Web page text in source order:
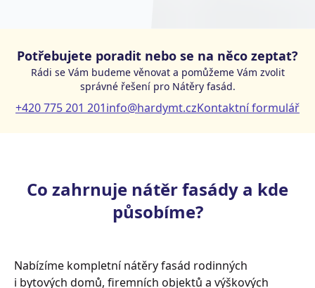
Potřebujete poradit nebo se na něco zeptat?
Rádi se Vám budeme věnovat a pomůžeme Vám zvolit
správné řešení pro Nátěry fasád.
+420 775 201 201info@hardymt.czKontaktní formulář
Co zahrnuje nátěr fasády a kde
působíme?
Nabízíme kompletní nátěry fasád rodinných
i bytových domů, firemních objektů a výškových